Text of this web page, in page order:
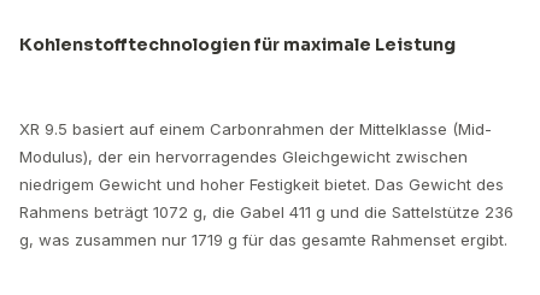
Kohlenstofftechnologien für maximale Leistung
XR 9.5 basiert auf einem Carbonrahmen der Mittelklasse (Mid-
Modulus), der ein hervorragendes Gleichgewicht zwischen
niedrigem Gewicht und hoher Festigkeit bietet. Das Gewicht des
Rahmens beträgt 1072 g, die Gabel 411 g und die Sattelstütze 236
g, was zusammen nur 1719 g für das gesamte Rahmenset ergibt.